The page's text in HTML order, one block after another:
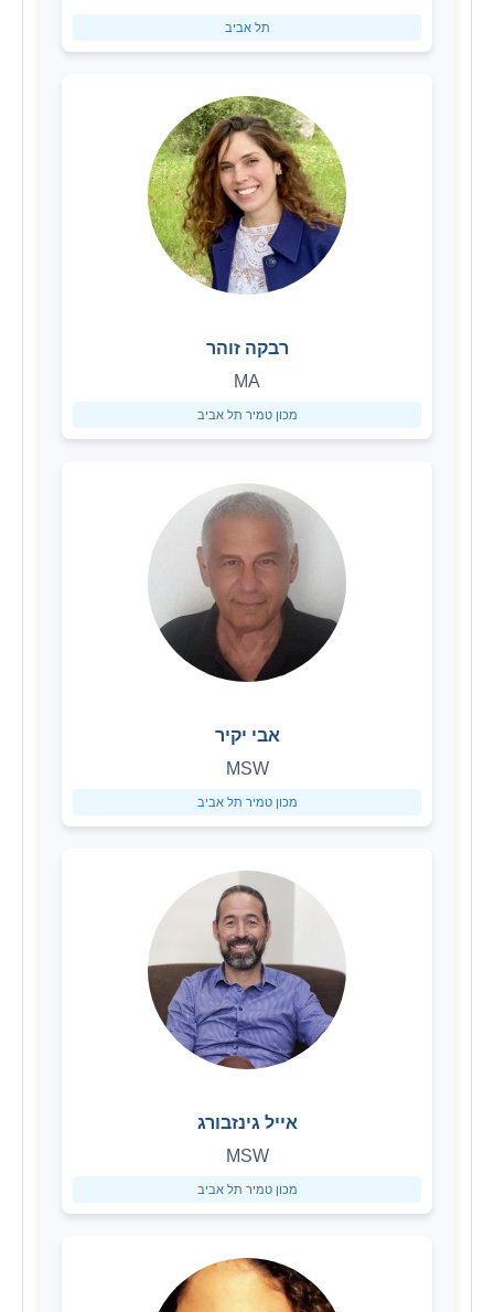
תל אביב
רבקה זוהר
MA
מכון טמיר תל אביב
אבי יקיר
MSW
מכון טמיר תל אביב
אייל גינזבורג
MSW
מכון טמיר תל אביב